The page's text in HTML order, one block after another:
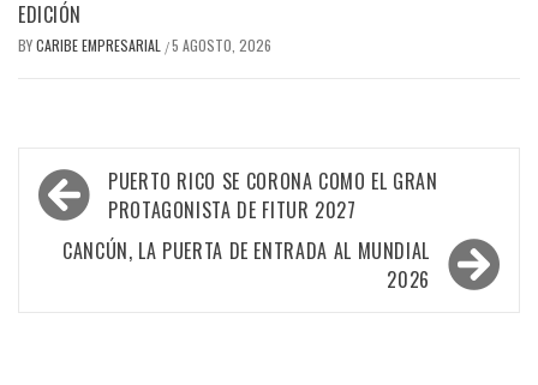
EDICIÓN
BYCARIBE EMPRESARIAL /5 AGOSTO, 2026
Navegación
de
entradas
PUERTO RICO SE CORONA COMO EL GRAN
PROTAGONISTA DE FITUR 2027
CANCÚN, LA PUERTA DE ENTRADA AL MUNDIAL
2026